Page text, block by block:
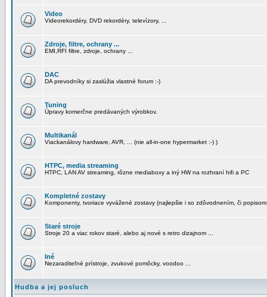
Video
Videorekordéry, DVD rekordéry, televízory, ...
Zdroje, filtre, ochrany ...
EMI,RFI filtre, zdroje, ochrany ...
DAC
DA prevodníky si zaslúžia vlastné forum :-)
Tuning
Úpravy komerčne predávaných výrobkov.
Multikanál
Viackanálovy hardware, AVR, ... (nie all-in-one hypermarket :-) )
HTPC, media streaming
HTPC, LAN AV streaming, rôzne mediaboxy a iný HW na rozhraní hifi a PC
Kompletné zostavy
Komponenty, tvoriace vyvážené zostavy (najlepšie i so zdôvodnením, či
Staré stroje
Stroje 20 a viac rokov staré, alebo aj nové s retro dizajnom ...
Iné
Nezaraditeľné prístroje, zvukové pomôcky, voodoo ...
Hudba a jej posluch